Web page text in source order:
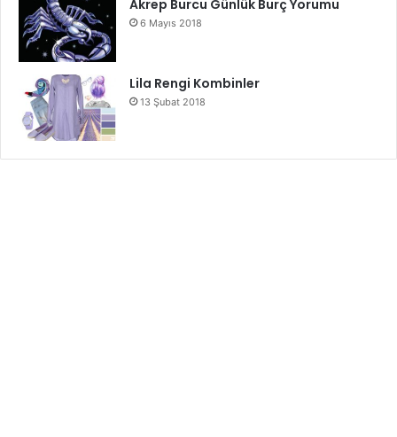
Akrep Burcu Günlük Burç Yorumu
6 Mayıs 2018
Lila Rengi Kombinler
13 Şubat 2018